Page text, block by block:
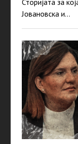
Сторијата за
Јовановска и…